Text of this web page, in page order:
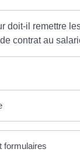
doit-il remettre
contrat au
formulaires